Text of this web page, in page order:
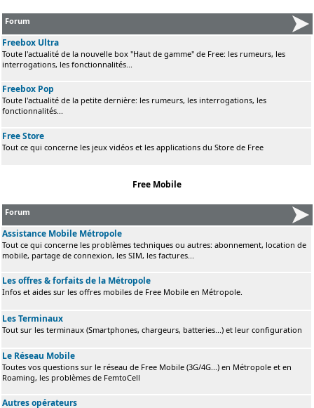
Forum
Freebox Ultra
Toute l'actualité de la nouvelle box "Haut de gamme" de Free: les rumeurs, les
interrogations, les fonctionnalités...
Freebox Pop
Toute l'actualité de la petite dernière: les rumeurs, les interrogations, les
fonctionnalités...
Free Store
Tout ce qui concerne les jeux vidéos et les applications du Store de Free
Free Mobile
Forum
Assistance Mobile Métropole
Tout ce qui concerne les problèmes techniques ou autres: abonnement, location de
mobile, partage de connexion, les SIM, les factures...
Les offres & forfaits de la Métropole
Infos et aides sur les offres mobiles de Free Mobile en Métropole.
Les Terminaux
Tout sur les terminaux (Smartphones, chargeurs, batteries...) et leur configuration
Le Réseau Mobile
Toutes vos questions sur le réseau de Free Mobile (3G/4G...) en Métropole et en
Roaming, les problèmes de FemtoCell
Autres opérateurs